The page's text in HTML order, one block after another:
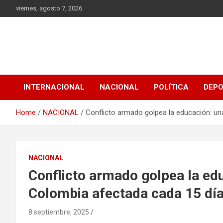
to
viernes, agosto 7, 2026
INTERNACIONAL NACIONAL POLÍTICA
Home NACIONAL Conflicto armado golpea la educación:
NACIONAL
Conflicto armado golpea la
Colombia afectada cada 15
8 septiembre, 2025